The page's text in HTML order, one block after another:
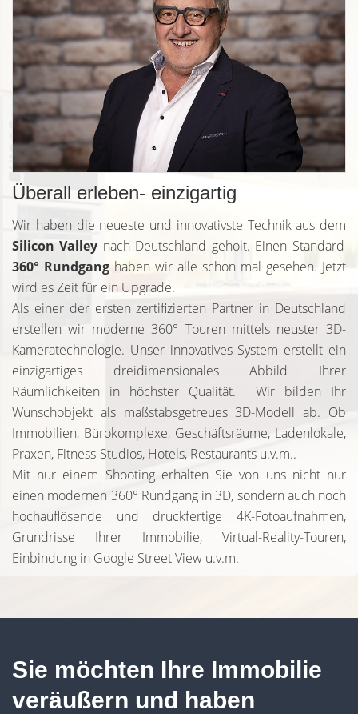
Überall erleben- einzigartig
Wir haben die neueste und innovativste Technik aus dem
Silicon Valley nach Deutschland geholt. Einen Standard
360° Rundgang haben wir alle schon mal gesehen. Jetzt
wird es Zeit für ein Upgrade.
Als einer der ersten zertifizierten Partner in Deutschland
erstellen wir moderne 360° Touren mittels neuster 3D-
Kameratechnologie. Unser innovatives System erstellt ein
einzigartiges dreidimensionales Abbild Ihrer
Räumlichkeiten in höchster Qualität. Wir bilden Ihr
Wunschobjekt als maßstabsgetreues 3D-Modell ab. Ob
Immobilien, Bürokomplexe, Geschäftsräume, Ladenlokale,
Praxen, Fitness-Studios, Hotels, Restaurants u.v.m..
Mit nur einem Shooting erhalten Sie von uns nicht nur
einen modernen 360° Rundgang in 3D, sondern auch noch
hochauflösende und druckfertige 4K-Fotoaufnahmen,
Grundrisse Ihrer Immobilie, Virtual-Reality-Touren,
Einbindung in Google Street View u.v.m.
Sie möchten Ihre Immobilie
veräußern und haben